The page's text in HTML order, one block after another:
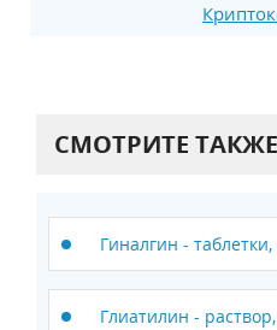
СМОТРИТЕ
Гиналгин -
Глиатилин -